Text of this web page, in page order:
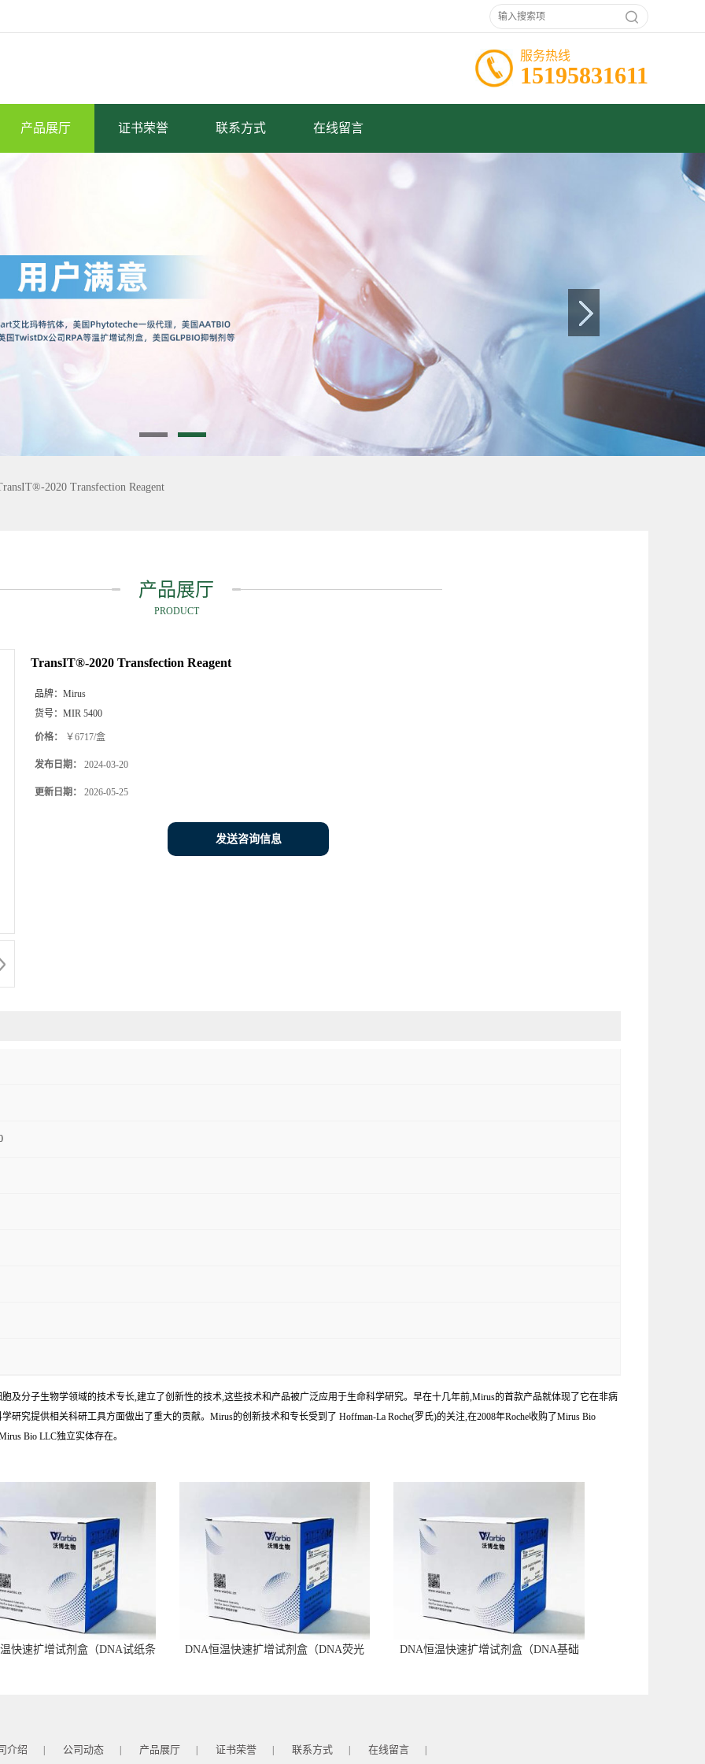
服务热线
15195831611
产品展厅 证书荣誉 联系方式 在线留言
2020 Transfection Reagent
产品展厅
PRODUCT
TransIT®-2020 Transfection Reagent
品牌： Mirus
货号： MIR 5400
价格： ￥6717/盒
发布日期： 2024-03-20
更新日期： 2026-05-25
发送咨询信息
及分子生物学领域的技术专长,建立了创新性的技术,这些技术和产品被广泛应用于生命科学研究。早在十几年前,Mirus的首款产品就体现了它在非病
究提供相关科研工具方面做出了重大的贡献。Mirus的创新技术和专长受到了 Hoffman-La Roche(罗氏)的关注,在2008年Roche收购了Mirus Bio
Bio LLC独立实体存在。
快速扩增试剂盒（DNA试纸条
DNA恒温快速扩增试剂盒（DNA荧光
DNA恒温快速扩增试剂盒（DNA基础
介绍 公司动态 产品展厅 证书荣誉 联系方式 在线留言